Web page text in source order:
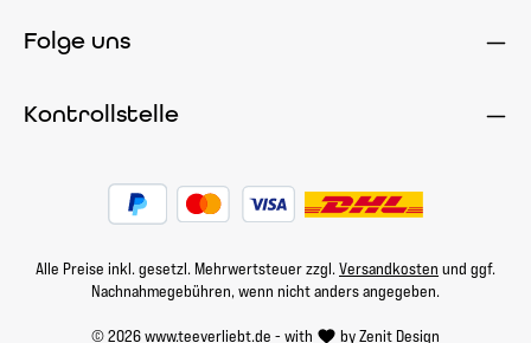
Folge uns
Kontrollstelle
© 2026 www.teeverliebt.de - with byZenit Design
Alle Preise inkl. gesetzl. Mehrwertsteuer zzgl. Versandkosten und ggf.
Nachnahmegebühren, wenn nicht anders angegeben.